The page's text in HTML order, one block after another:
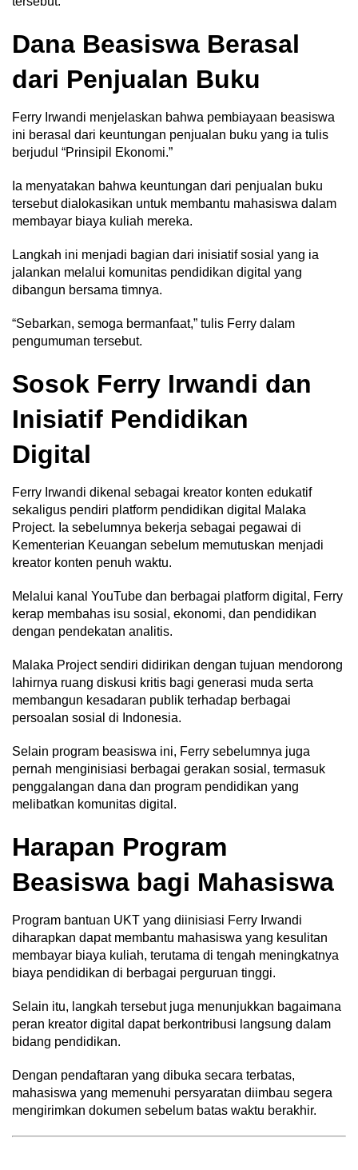
Dana Beasiswa Berasal
dari Penjualan Buku
Ferry Irwandi menjelaskan bahwa pembiayaan beasiswa
ini berasal dari keuntungan penjualan buku yang ia tulis
berjudul “Prinsipil Ekonomi.”
Ia menyatakan bahwa keuntungan dari penjualan buku
tersebut dialokasikan untuk membantu mahasiswa dalam
membayar biaya kuliah mereka.
Langkah ini menjadi bagian dari inisiatif sosial yang ia
jalankan melalui komunitas pendidikan digital yang
dibangun bersama timnya.
“Sebarkan, semoga bermanfaat,” tulis Ferry dalam
pengumuman tersebut.
Sosok Ferry Irwandi dan
Inisiatif Pendidikan
Digital
Ferry Irwandi dikenal sebagai kreator konten edukatif
sekaligus pendiri platform pendidikan digital Malaka
Project. Ia sebelumnya bekerja sebagai pegawai di
Kementerian Keuangan sebelum memutuskan menjadi
kreator konten penuh waktu.
Melalui kanal YouTube dan berbagai platform digital, Ferry
kerap membahas isu sosial, ekonomi, dan pendidikan
dengan pendekatan analitis.
Malaka Project sendiri didirikan dengan tujuan mendorong
lahirnya ruang diskusi kritis bagi generasi muda serta
membangun kesadaran publik terhadap berbagai
persoalan sosial di Indonesia.
Selain program beasiswa ini, Ferry sebelumnya juga
pernah menginisiasi berbagai gerakan sosial, termasuk
penggalangan dana dan program pendidikan yang
melibatkan komunitas digital.
Harapan Program
Beasiswa bagi Mahasiswa
Program bantuan UKT yang diinisiasi Ferry Irwandi
diharapkan dapat membantu mahasiswa yang kesulitan
membayar biaya kuliah, terutama di tengah meningkatnya
biaya pendidikan di berbagai perguruan tinggi.
Selain itu, langkah tersebut juga menunjukkan bagaimana
peran kreator digital dapat berkontribusi langsung dalam
bidang pendidikan.
Dengan pendaftaran yang dibuka secara terbatas,
mahasiswa yang memenuhi persyaratan diimbau segera
mengirimkan dokumen sebelum batas waktu berakhir.